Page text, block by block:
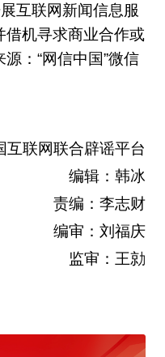
互联网新闻信息服
借机寻求商业合作或
：“网信中国”微信
互联网联合辟谣平台
编辑：韩冰
责编：李志财
编审：刘福庆
监审：王勍